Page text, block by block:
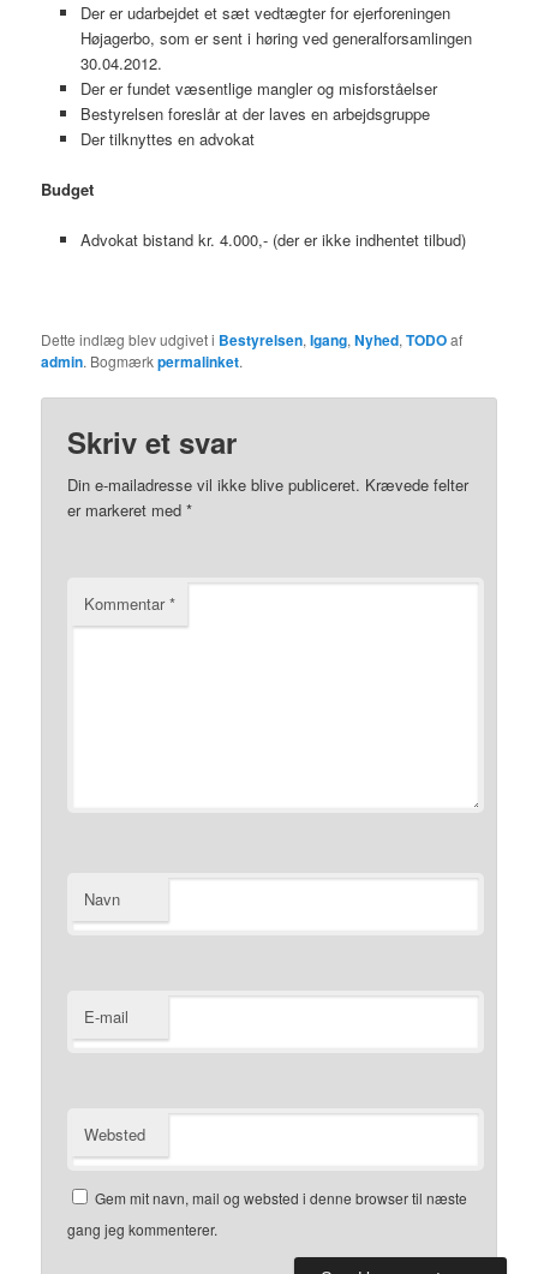
Der er udarbejdet et sæt vedtægter for ejerforeningen
Højagerbo, som er sent i høring ved generalforsamlingen
30.04.2012.
Der er fundet væsentlige mangler og misforståelser
Bestyrelsen foreslår at der laves en arbejdsgruppe
Der tilknyttes en advokat
Budget
Advokat bistand kr. 4.000,- (der er ikke indhentet tilbud)
Dette indlæg blev udgivet i Bestyrelsen,Igang,Nyhed,TODOaf
admin. Bogmærkpermalinket.
Skriv et svar
Din e-mailadresse vil ikke blive publiceret. Krævede felter
er markeret med*
Kommentar*
Navn
E-mail
Websted
Gem mit navn, mail og websted i denne browser til næste
gang jeg kommenterer.